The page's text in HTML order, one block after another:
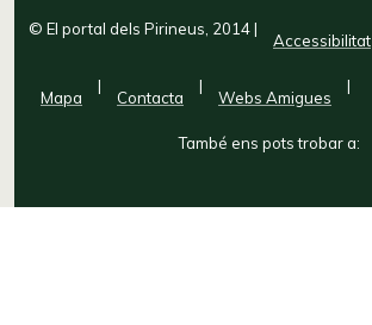
© El portal dels Pirineus, 2014|
Accessibilitat
Mapa
|
Contacta
|
Webs Amigues
|
També ens pots trobar a: